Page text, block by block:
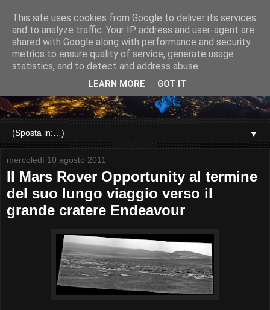
▼
mercoledì 10 agosto 2011
Il Mars Rover Opportunity al termine
del suo lungo viaggio verso il
grande cratere Endeavour
This site uses cookies from Google to deliver its services
and to analyze traffic. Your IP address and user-agent are
shared with Google along with performance and security
metrics to ensure quality of service, generate usage
statistics, and to detect and address abuse.
LEARN MORE GOT IT